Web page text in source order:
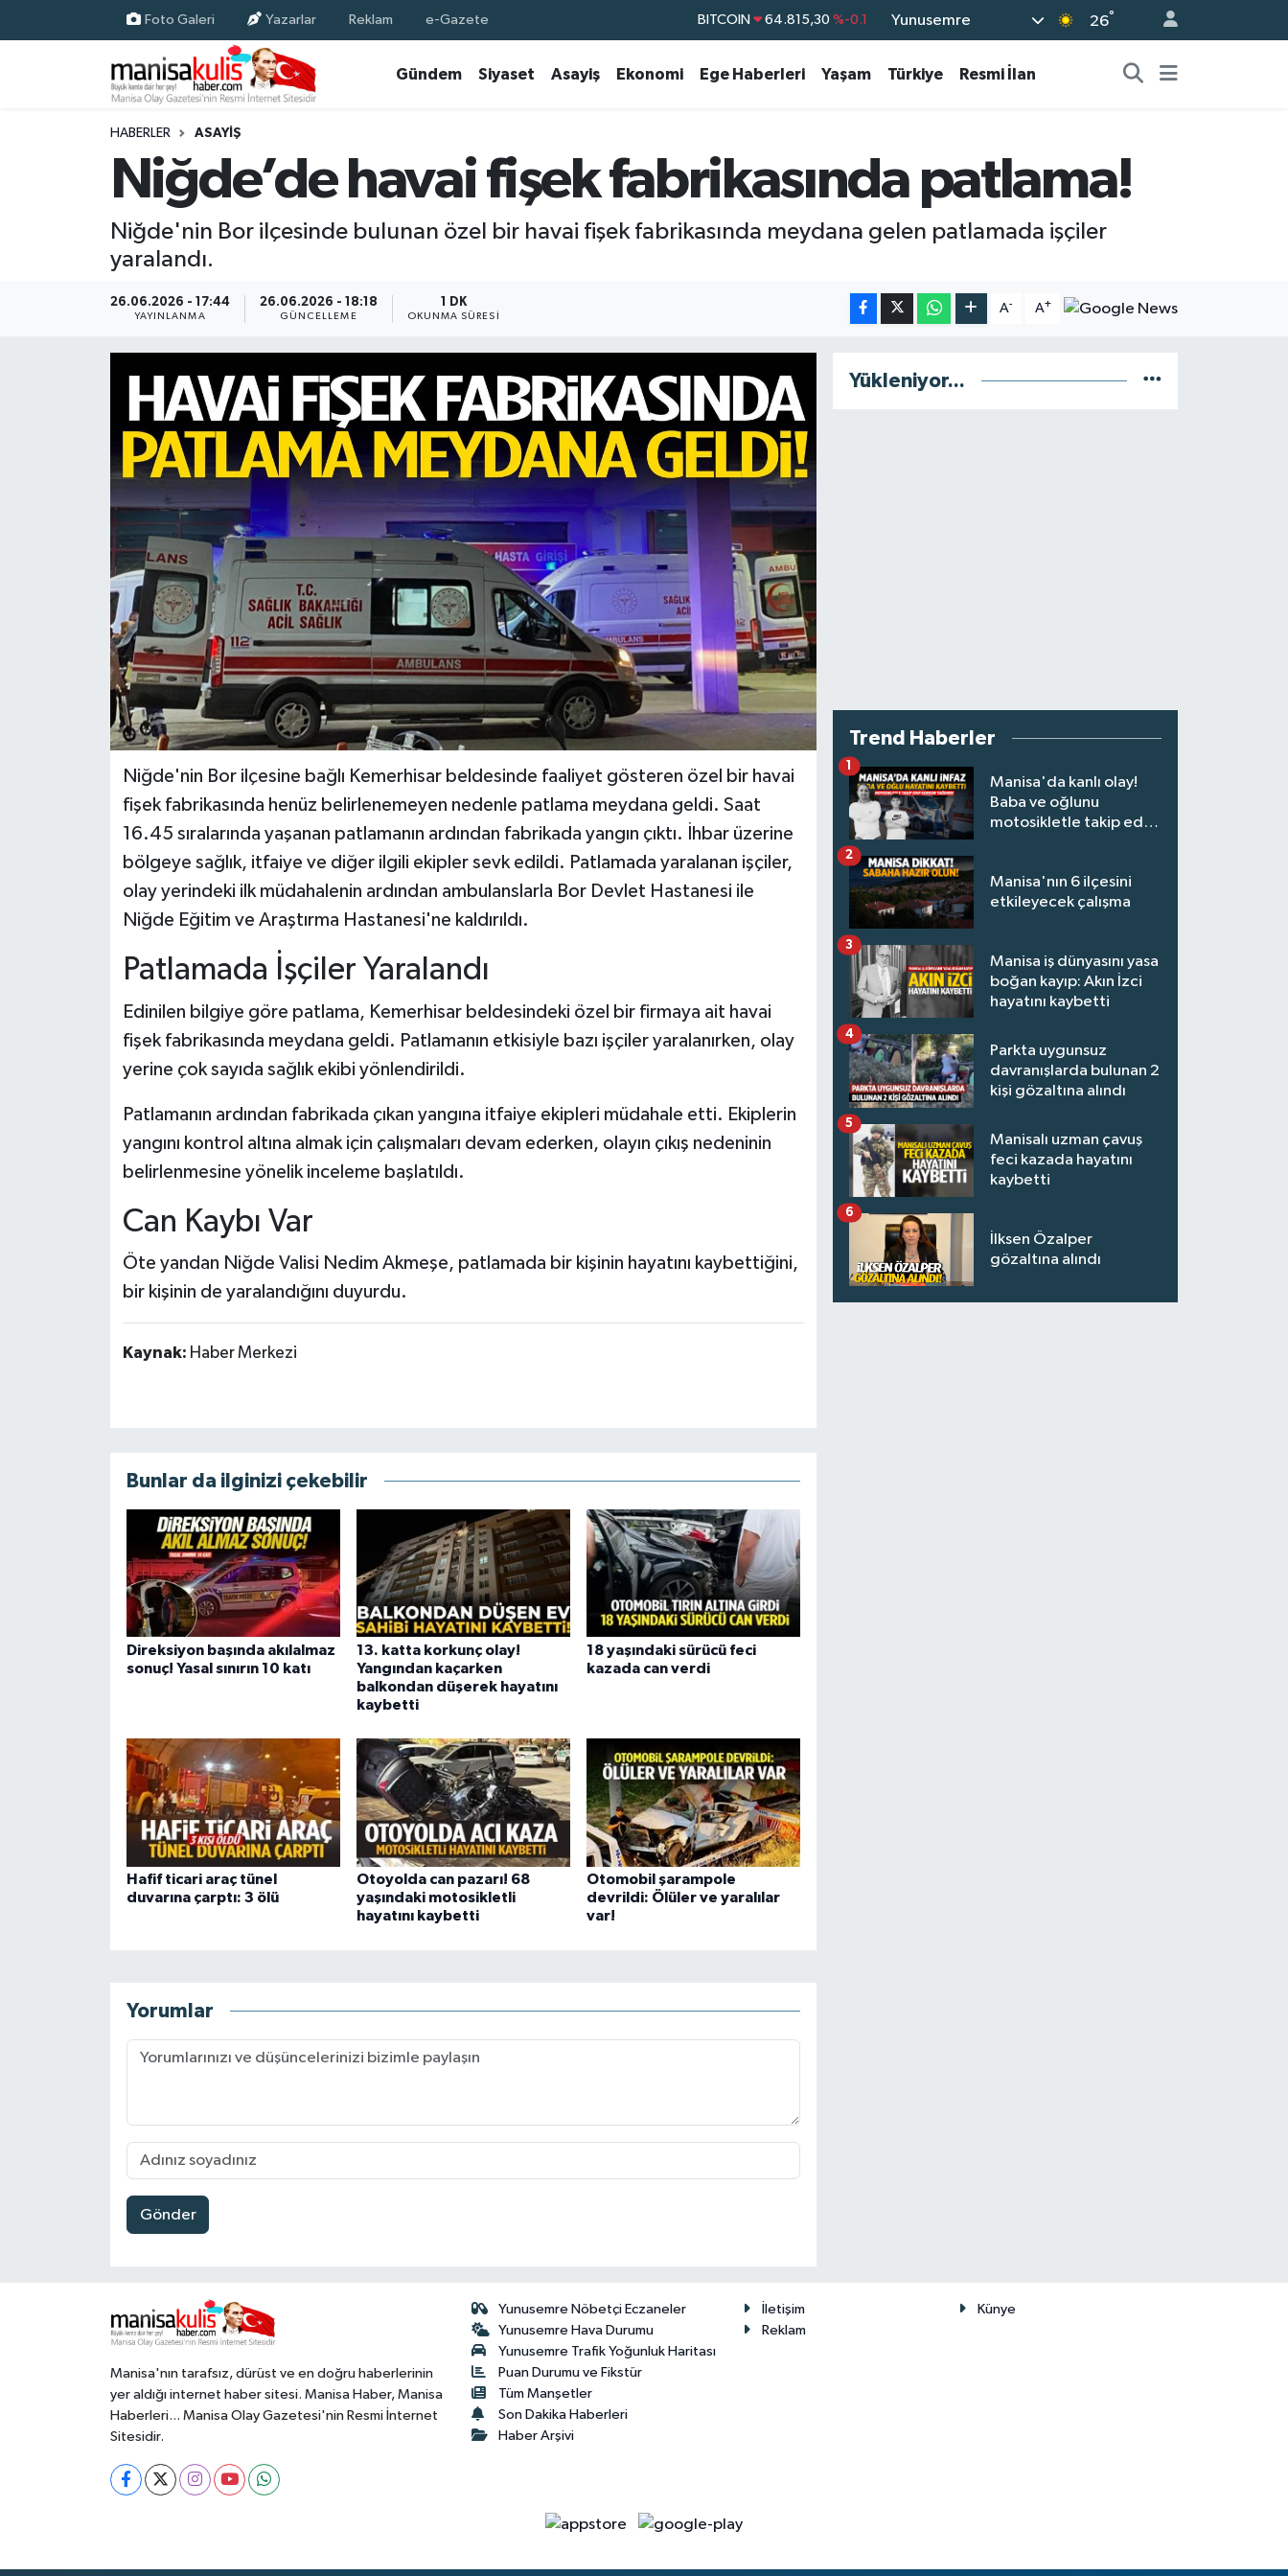
Foto Galeri Yazarlar Reklam e-Gazete BITCOIN 64.815,30 %-0.1
GRAM ALTIN
BİST100 13.779 %-14
Yunusemre 26°
Gündem Siyaset Asayiş Ekonomi Ege Haberleri Yaşam Türkiye Resmi İlan
HABERLER ASAYIŞ
Niğde’de havai fişek fabrikasında patlama!
Niğde'nin Bor ilçesinde bulunan özel bir havai fişek fabrikasında meydana gelen patlamada işçiler
yaralandı.
26.06.2026 - 17:44
YAYINLANMA
26.06.2026 - 18:18
GÜNCELLEME
1 DK
OKUNMA SÜRESI
A- A+
Niğde'nin Bor ilçesine bağlı Kemerhisar beldesinde faaliyet gösteren özel bir havai
fişek fabrikasında henüz belirlenemeyen nedenle patlama meydana geldi. Saat
16.45 sıralarında yaşanan patlamanın ardından fabrikada yangın çıktı. İhbar üzerine
bölgeye sağlık, itfaiye ve diğer ilgili ekipler sevk edildi. Patlamada yaralanan işçiler,
olay yerindeki ilk müdahalenin ardından ambulanslarla Bor Devlet Hastanesi ile
Niğde Eğitim ve Araştırma Hastanesi'ne kaldırıldı.
Patlamada İşçiler Yaralandı
Edinilen bilgiye göre patlama, Kemerhisar beldesindeki özel bir firmaya ait havai
fişek fabrikasında meydana geldi. Patlamanın etkisiyle bazı işçiler yaralanırken, olay
yerine çok sayıda sağlık ekibi yönlendirildi.
Patlamanın ardından fabrikada çıkan yangına itfaiye ekipleri müdahale etti. Ekiplerin
yangını kontrol altına almak için çalışmaları devam ederken, olayın çıkış nedeninin
belirlenmesine yönelik inceleme başlatıldı.
Can Kaybı Var
Öte yandan Niğde Valisi Nedim Akmeşe, patlamada bir kişinin hayatını kaybettiğini,
bir kişinin de yaralandığını duyurdu.
Kaynak: Haber Merkezi
Bunlar da ilginizi çekebilir
Direksiyon başında akılalmaz
sonuç! Yasal sınırın 10 katı
13. katta korkunç olay!
Yangından kaçarken
balkondan düşerek hayatını
kaybetti
18 yaşındaki sürücü feci
kazada can verdi
Hafif ticari araç tünel
duvarına çarptı: 3 ölü
Otoyolda can pazarı! 68
yaşındaki motosikletli
hayatını kaybetti
Otomobil şarampole
devrildi: Ölüler ve yaralılar
var!
Yorumlar
Gönder
Yükleniyor...
Trend Haberler
Manisa'da kanlı olay!
Baba ve oğlunu
motosikletle takip edip
1
Manisa'nın 6 ilçesini
etkileyecek çalışma
2
Manisa iş dünyasını yasa
boğan kayıp: Akın İzci
hayatını kaybetti
3
Parkta uygunsuz
davranışlarda bulunan 2
kişi gözaltına alındı
4
Manisalı uzman çavuş
feci kazada hayatını
kaybetti
5
İlksen Özalper
gözaltına alındı
6
Manisa'nın tarafsız, dürüst ve en doğru haberlerinin
yer aldığı internet haber sitesi. Manisa Haber, Manisa
Haberleri... Manisa Olay Gazetesi'nin Resmi İnternet
Sitesidir.
Yunusemre Nöbetçi Eczaneler
Yunusemre Hava Durumu
Yunusemre Trafik Yoğunluk Haritası
Puan Durumu ve Fikstür
Tüm Manşetler
Son Dakika Haberleri
Haber Arşivi
İletişim
Künye
Reklam
Gündem
Yunusemre Nöbetçi Eczaneler
Yunusemre Trafik Yoğunluk Haritası
Süper Lig Puan Durumu ve Fikstür
Tüm Manşetler
Son Dakika Haberleri